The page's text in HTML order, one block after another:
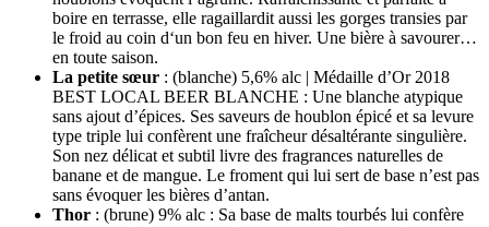
boire en terrasse, elle ragaillardit aussi les gorges transies par
le froid au coin d‘un bon feu en hiver. Une bière à savourer…
en toute saison.
La petite sœur : (blanche) 5,6% alc | Médaille d’Or 2018
BEST LOCAL BEER BLANCHE : Une blanche atypique
sans ajout d’épices. Ses saveurs de houblon épicé et sa levure
type triple lui confèrent une fraîcheur désaltérante singulière.
Son nez délicat et subtil livre des fragrances naturelles de
banane et de mangue. Le froment qui lui sert de base n’est pas
sans évoquer les bières d’antan.
Thor : (brune) 9% alc : Sa base de malts tourbés lui confère